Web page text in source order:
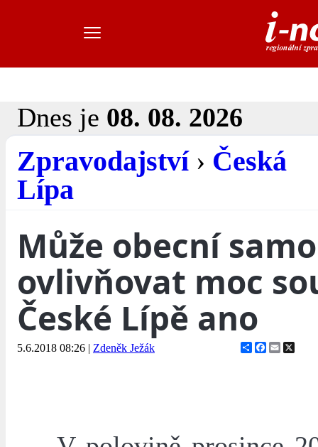
Dnes je 08. 08. 2026
Zpravodajství› Česká
Lípa
Může obecní
ovlivňovat moc
České Lípě ano
5.6.2018 08:26 | Zdeněk Ježák ShareFacebook
Email